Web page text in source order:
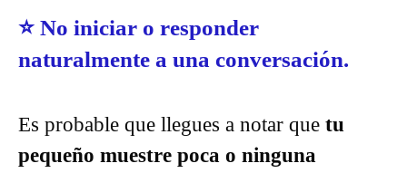
⭐ No iniciar o responder
naturalmente a una conversación.
Es probable que llegues a notar que tu
pequeño muestre poca o ninguna